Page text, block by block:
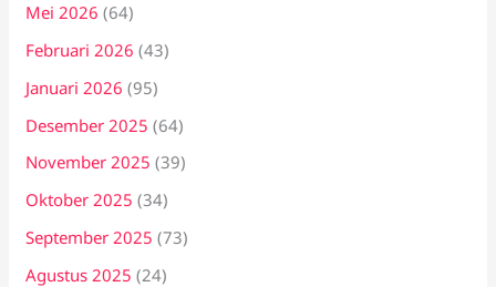
Mei 2026 (64)
Februari 2026 (43)
Januari 2026 (95)
Desember 2025 (64)
November 2025 (39)
Oktober 2025 (34)
September 2025 (73)
Agustus 2025 (24)